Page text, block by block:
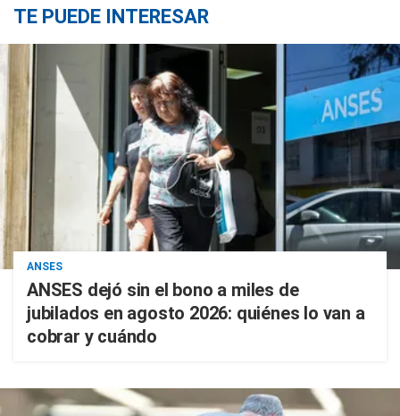
TE PUEDE INTERESAR
ANSES
ANSES dejó sin el bono a miles de
jubilados en agosto 2026: quiénes lo van a
cobrar y cuándo